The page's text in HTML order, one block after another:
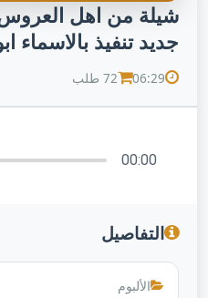
شيلة من اهل
جديد تنفيذ بالاسماء
06:29 72 طلب
00:00
التفاصيل
الألبوم